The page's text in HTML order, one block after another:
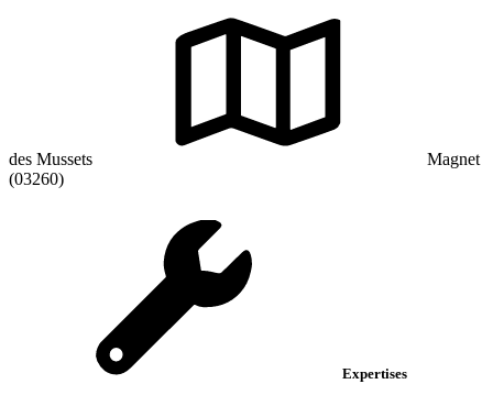
des Mussets
Magnet
(03260)
Expertises